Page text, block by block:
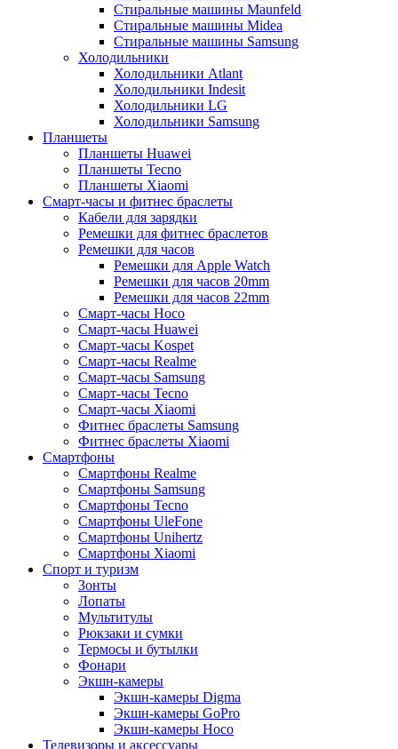
Стиральные машины Maunfeld
Стиральные машины Midea
Стиральные машины Samsung
Холодильники
Холодильники Atlant
Холодильники Indesit
Холодильники LG
Холодильники Samsung
Планшеты
Планшеты Huawei
Планшеты Tecno
Планшеты Xiaomi
Смарт-часы и фитнес браслеты
Кабели для зарядки
Ремешки для фитнес браслетов
Ремешки для часов
Ремешки для Apple Watch
Ремешки для часов 20mm
Ремешки для часов 22mm
Смарт-часы Hoco
Смарт-часы Huawei
Смарт-часы Kospet
Смарт-часы Realme
Смарт-часы Samsung
Смарт-часы Tecno
Смарт-часы Xiaomi
Фитнес браслеты Samsung
Фитнес браслеты Xiaomi
Смартфоны
Смартфоны Realme
Смартфоны Samsung
Смартфоны Tecno
Смартфоны UleFone
Смартфоны Unihertz
Смартфоны Xiaomi
Спорт и туризм
Зонты
Лопаты
Мультитулы
Рюкзаки и сумки
Термосы и бутылки
Фонари
Экшн-камеры
Экшн-камеры Digma
Экшн-камеры GoPro
Экшн-камеры Hoco
Телевизоры и аксессуары